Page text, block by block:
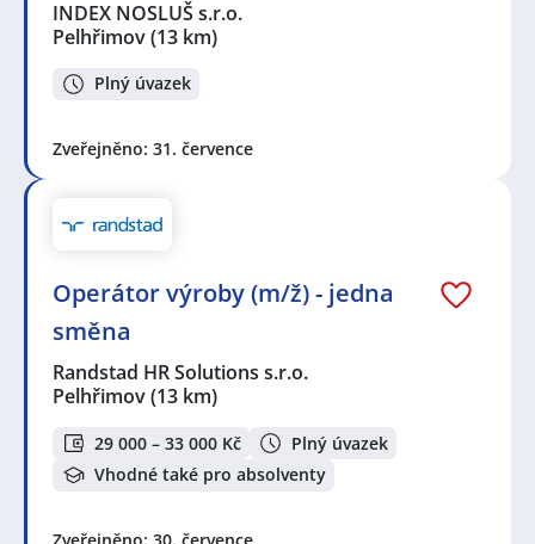
INDEX NOSLUŠ s.r.o.
Pelhřimov(13 km)
Plný úvazek
Zveřejněno: 31. července
Operátor výroby (m/ž) - jedna
směna
Randstad HR Solutions s.r.o.
Pelhřimov(13 km)
29 000 – 33 000 Kč
Plný úvazek
Vhodné také pro absolventy
Zveřejněno: 30. července